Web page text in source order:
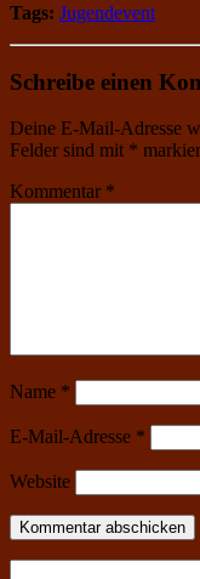
Tags: Jugendevent
Schreibe einen
Deine E-Mail-Adresse
Felder sind mit *
Kommentar *
Name *
E-Mail-Adresse *
Website